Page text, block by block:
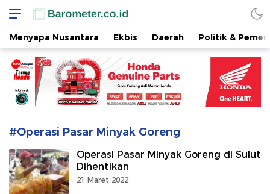
www.barometer.co.id
Berita Terkini di Sulawesi Utara
Menyapa Nusantara Ekbis Daerah Politik &
#Operasi Pasar Minyak Goreng
Operasi Pasar Minyak Goreng di Sulut
Dihentikan
21 Maret 2022